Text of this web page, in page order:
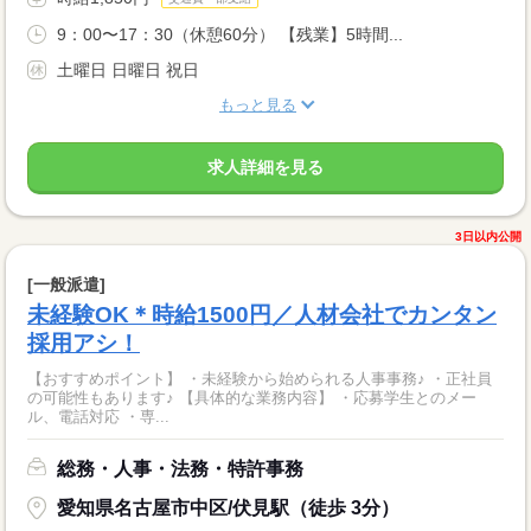
9：00〜17：30（休憩60分） 【残業】5時間...
土曜日 日曜日 祝日
もっと見る
求人詳細を見る
3日以内公開
[一般派遣]
未経験OK＊時給1500円／人材会社でカンタン
採用アシ！
【おすすめポイント】 ・未経験から始められる人事事務♪ ・正社員
の可能性もあります♪ 【具体的な業務内容】 ・応募学生とのメー
ル、電話対応 ・専...
総務・人事・法務・特許事務
愛知県名古屋市中区/伏見駅（徒歩 3分）